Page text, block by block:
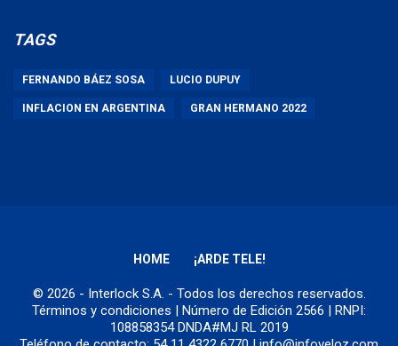
TAGS
FERNANDO BÁEZ SOSA LUCIO DUPUY
INFLACION EN ARGENTINA GRAN HERMANO 2022
HOME ¡ARDE TELE!
© 2026 - Interlock S.A. - Todos los derechos reservados.
Términos y condiciones | Número de Edición 2566 | RNPI:
108858354 DNDA#MJ RL 2019